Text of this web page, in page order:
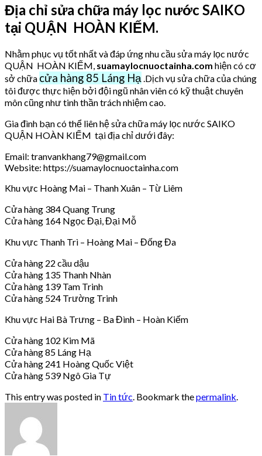
Địa chỉ sửa chữa máy lọc nước SAIKO
tại QUẬN HOÀN KIẾM.
Nhằm phục vụ tốt nhất và đáp ứng nhu cầu sửa máy lọc nước
QUẬN HOÀN KIẾM, suamaylocnuoctainha.com hiện có cơ
sở chữa cửa hàng 85 Láng Hạ .Dịch vụ sửa chữa của chúng
tôi được thực hiện bởi đội ngũ nhân viên có kỹ thuật chuyên
môn cũng như tinh thần trách nhiệm cao.
Gia đình bạn có thể liên hệ sửa chữa máy lọc nước SAIKO
QUẬN HOÀN KIẾM tại địa chỉ dưới đây:
Email: tranvankhang79@gmail.com
Website: https://suamaylocnuoctainha.com
Khu vực Hoàng Mai – Thanh Xuân – Từ Liêm
Cửa hàng 384 Quang Trung
Cửa hàng 164 Ngọc Đại, Đại Mỗ
Khu vực Thanh Trì – Hoàng Mai – Đống Đa
Cửa hàng 22 cầu dậu
Cửa hàng 135 Thanh Nhàn
Cửa hàng 139 Tam Trinh
Cửa hàng 524 Trường Trinh
Khu vực Hai Bà Trưng – Ba Đình – Hoàn Kiếm
Cửa hàng 102 Kim Mã
Cửa hàng 85 Láng Hạ
Cửa hàng 241 Hoàng Quốc Việt
Cửa hàng 539 Ngô Gia Tự
This entry was posted in Tin tức . Bookmark thepermalink